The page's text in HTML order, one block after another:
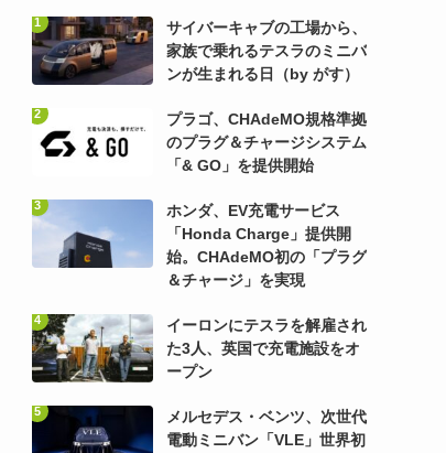
サイバーキャブの工場から、
家族で乗れるテスラのミニバ
ンが生まれる日（by がす）
プラゴ、CHAdeMO規格準拠
のプラグ＆チャージシステム
「& GO」を提供開始
ホンダ、EV充電サービス
「Honda Charge」提供開
始。CHAdeMO初の「プラグ
＆チャージ」を実現
イーロンにテスラを解雇され
た3人、英国で充電施設をオ
ープン
メルセデス・ベンツ、次世代
電動ミニバン「VLE」世界初